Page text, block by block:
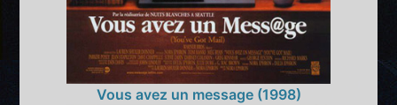
Vous avez un message (1998)